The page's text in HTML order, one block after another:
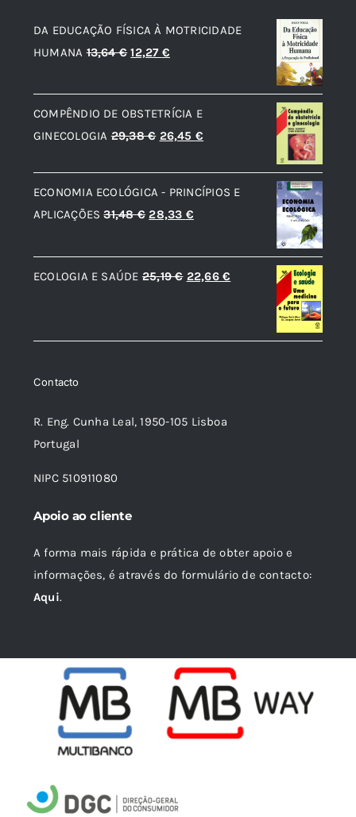
DA EDUCAÇÃO FÍSICA À MOTRICIDADE
HUMANA 13,64€ O
original
era:
13,64 €.
12,27 €
atual
é:
12,27 €.
COMPÊNDIO DE OBSTETRÍCIA E
GINECOLOGIA 29,38€ O
29,38 €.
26,45 €
ECONOMIA ECOLÓGICA - PRINCÍPIOS E
APLICAÇÕES 31,48€ O
original
era:
28,33 €O
atual
é:
ECOLOGIA E SAÚDE 25,19€ O
era:
22,66€
é:
Contacto
R. Eng. Cunha Leal, 1950-105 Lisboa
Portugal
NIPC 510911080
Apoio ao cliente
A forma mais rápida e prática de obter apoio e
informações, é através do formulário de contacto:
Aqui.